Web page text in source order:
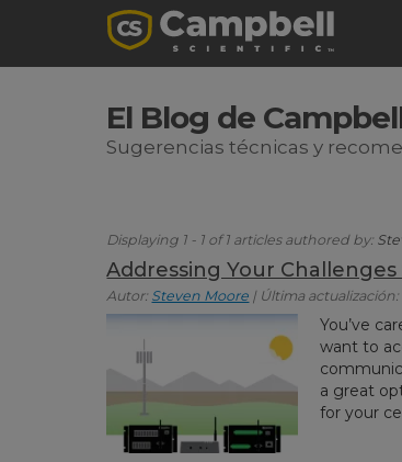
El Blog de
Sugerencias técnicas y
Displaying 1 - 1 of 1 articles authored by:
Addressing Your
Autor: Steven Moore | Última
You’ve
want to
a great
for your